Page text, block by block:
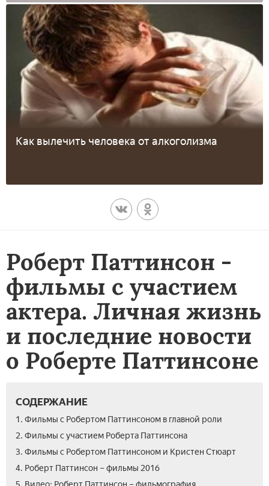
Как вылечить человека от алкоголизма
Роберт Паттинсон -
фильмы с участием
актера. Личная жизнь
и последние новости
о Роберте Паттинсоне
СОДЕРЖАНИЕ
1. Фильмы с Робертом Паттинсоном в главной роли
2. Фильмы с участием Роберта Паттинсона
3. Фильмы с Робертом Паттинсоном и Кристен Стюарт
4. Роберт Паттинсон – фильмы 2016